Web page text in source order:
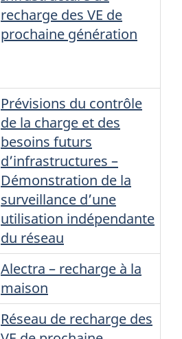
recharge des VE de
prochaine génération
Prévisions du contrôle
de la charge et des
besoins futurs
d’infrastructures –
Démonstration de la
surveillance d’une
utilisation indépendante
du réseau
Alectra – recharge à la
maison
Réseau de recharge des